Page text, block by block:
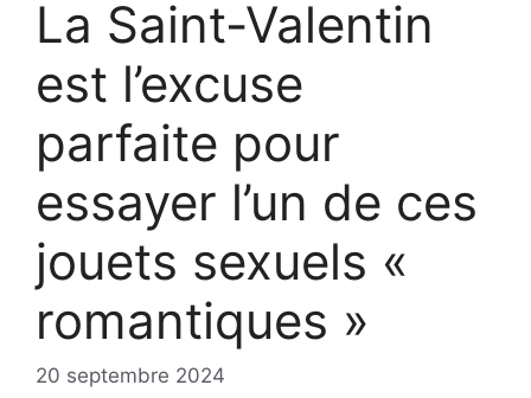
La Saint-Valentin
est l’excuse
parfaite pour
essayer l’un de ces
jouets sexuels «
romantiques »
20 septembre 2024